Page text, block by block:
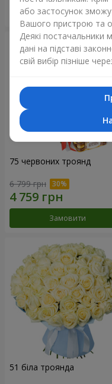
Замовити
75 червоних троянд
6 799 грн
Замовити
51 біла троянда
або застосунок
Вашого пристрою та
Деякі постачальники
дані на підставі
свій вибір пізніше